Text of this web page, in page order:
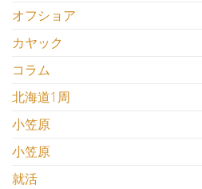
オフショア
カヤック
コラム
北海道1周
小笠原
小笠原
就活